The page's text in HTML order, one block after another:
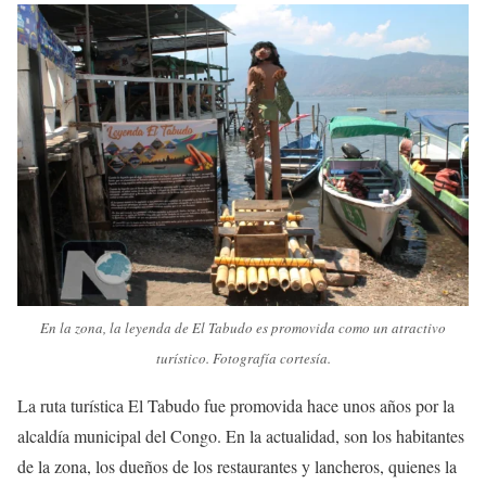
En la zona, la leyenda de El Tabudo es promovida como un atractivo
turístico. Fotografía cortesía.
La ruta turística El Tabudo fue promovida hace unos años por la
alcaldía municipal del Congo. En la actualidad, son los habitantes
de la zona, los dueños de los restaurantes y lancheros, quienes la